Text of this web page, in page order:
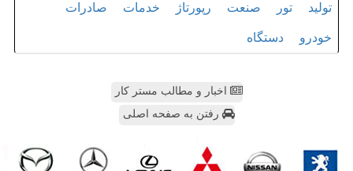
تولید تور صنعت رپورتاژ خدمات صادرات
خودرو دستگاه
اخبار و مطالب مستر کار
رفتن به صفحه اصلی